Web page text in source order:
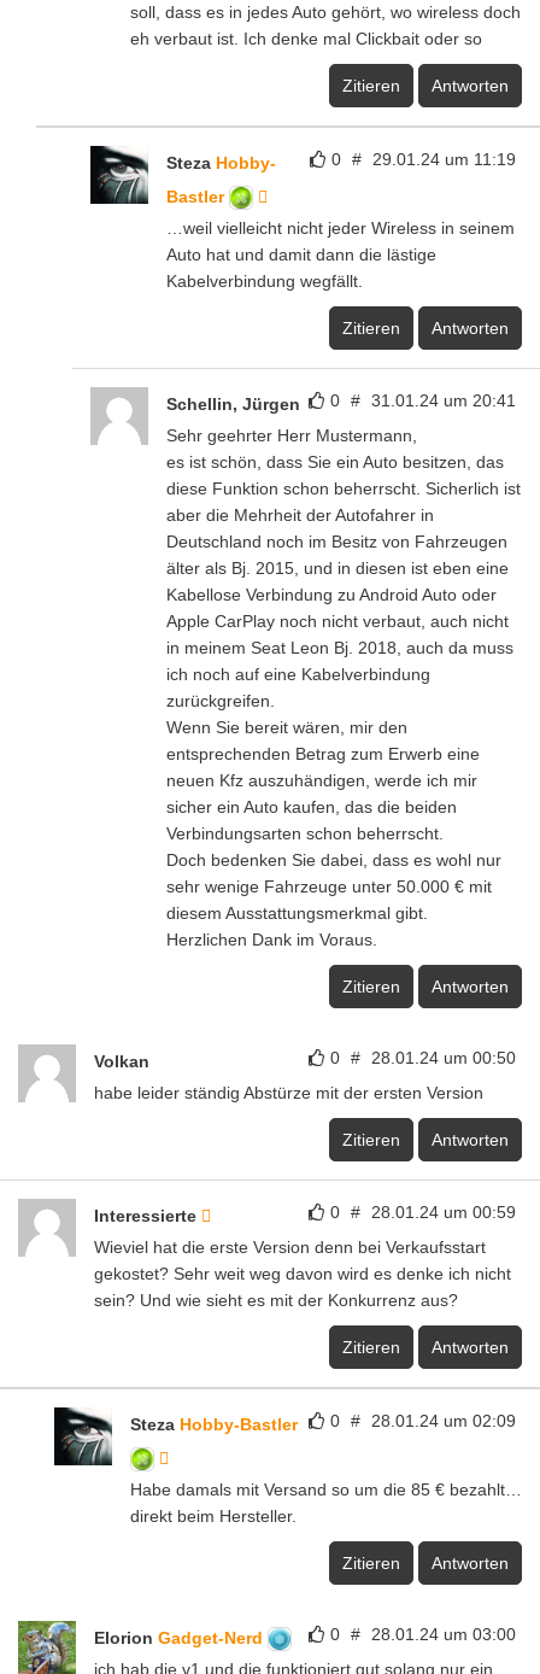
soll, dass es in jedes Auto gehört, wo wireless doch
eh verbaut ist. Ich denke mal Clickbait oder so
Zitieren Antworten
0 # 29.01.24 um 11:19
Steza Hobby-
Bastler
…weil vielleicht nicht jeder Wireless in seinem
Auto hat und damit dann die lästige
Kabelverbindung wegfällt.
Zitieren Antworten
0 # 31.01.24 um 20:41
Schellin, Jürgen
Sehr geehrter Herr Mustermann,
es ist schön, dass Sie ein Auto besitzen, das
diese Funktion schon beherrscht. Sicherlich ist
aber die Mehrheit der Autofahrer in
Deutschland noch im Besitz von Fahrzeugen
älter als Bj. 2015, und in diesen ist eben eine
Kabellose Verbindung zu Android Auto oder
Apple CarPlay noch nicht verbaut, auch nicht
in meinem Seat Leon Bj. 2018, auch da muss
ich noch auf eine Kabelverbindung
zurückgreifen.
Wenn Sie bereit wären, mir den
entsprechenden Betrag zum Erwerb eine
neuen Kfz auszuhändigen, werde ich mir
sicher ein Auto kaufen, das die beiden
Verbindungsarten schon beherrscht.
Doch bedenken Sie dabei, dass es wohl nur
sehr wenige Fahrzeuge unter 50.000 € mit
diesem Ausstattungsmerkmal gibt.
Herzlichen Dank im Voraus.
Zitieren Antworten
0 # 28.01.24 um 00:50
Volkan
habe leider ständig Abstürze mit der ersten Version
Zitieren Antworten
0 # 28.01.24 um 00:59
Interessierte
Wieviel hat die erste Version denn bei Verkaufsstart
gekostet? Sehr weit weg davon wird es denke ich nicht
sein? Und wie sieht es mit der Konkurrenz aus?
Zitieren Antworten
0 # 28.01.24 um 02:09
Steza Hobby-Bastler
Habe damals mit Versand so um die 85 € bezahlt…
direkt beim Hersteller.
Zitieren Antworten
0 # 28.01.24 um 03:00
Elorion Gadget-Nerd
ich hab die v1 und die funktioniert gut solang nur ein